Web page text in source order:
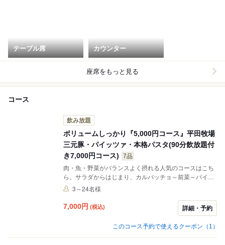
テーブル席 カウンター
座席をもっと見る
コース
飲み放題
ボリュームしっかり『5,000円コース』平田牧場
三元豚・パイッツァ・本格パスタ(90分飲放題付
き7,000円コース)
7品
肉・魚・野菜がバランスよく摂れる人気のコースはこち
ら。サラダからはじまり、カルパッチョ～前菜～パイッ
ツァと季節を感じる食材に触れ、パスタや、「三元豚肩
容です。
3～24名様
7,000円 (税込) 詳細・予約
このコース予約で使えるクーポン（1）